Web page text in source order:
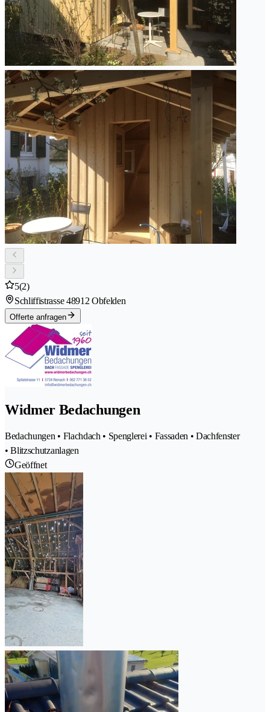
5(2)
Schliffistrasse 48912 Obfelden
Offerte anfragen
Widmer Bedachungen
Bedachungen • Flachdach • Spenglerei • Fassaden • Dachfenster
• Blitzschutzanlagen
Geöffnet